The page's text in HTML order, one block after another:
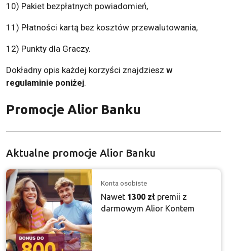
10) Pakiet bezpłatnych powiadomień,
11) Płatności kartą bez kosztów przewalutowania,
12) Punkty dla Graczy.
Dokładny opis każdej korzyści znajdziesz w
regulaminie poniżej.
Promocje Alior Banku
Aktualne promocje Alior Banku
Konta osobiste
Nawet 1300 zł premii z
darmowym Alior Kontem